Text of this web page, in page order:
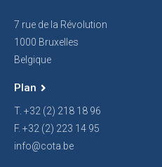
7 rue de la Révolution
1000 Bruxelles
Belgique
Plan
T. +32 (2) 218 18 96
F. +32 (2) 223 14 95
info@cota.be